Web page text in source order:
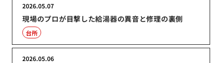
現場のプロが目撃した給湯器の異音と修理の裏側
2026.05.07
台所
2026.05.06